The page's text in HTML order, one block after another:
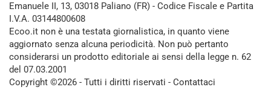
Emanuele II, 13, 03018 Paliano (FR) - Codice Fiscale e Partita
I.V.A. 03144800608
Ecoo.it non è una testata giornalistica, in quanto viene
aggiornato senza alcuna periodicità. Non può pertanto
considerarsi un prodotto editoriale ai sensi della legge n. 62
del 07.03.2001
Copyright ©2026 - Tutti i diritti riservati - Contattaci